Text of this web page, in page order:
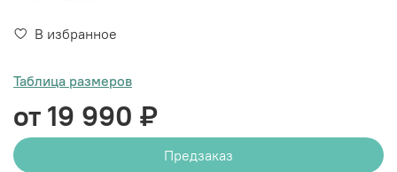
В избранное
Таблица размеров
от 19 990 ₽
Предзаказ